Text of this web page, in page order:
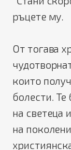
ръцете му.
От тогава
които
болести. Те
на светеца
на